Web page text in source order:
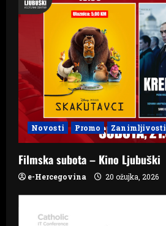
Novosti Promo Zanimljivosti
Filmska subota – Kino Ljubuški
e-Hercegovina 20 ožujka, 2026